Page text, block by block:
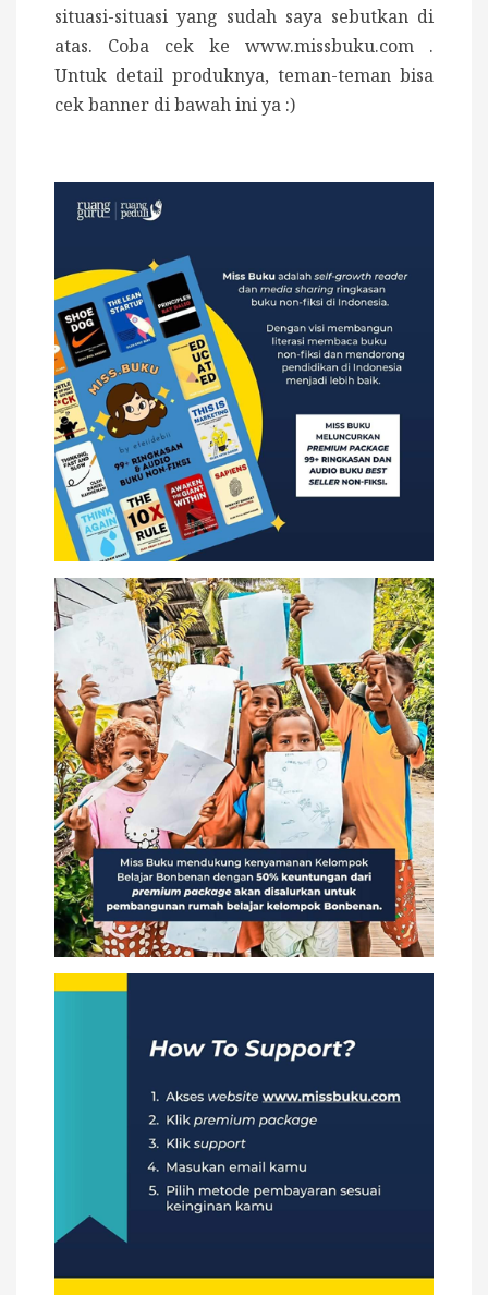
situasi-situasi yang sudah saya sebutkan di
atas. Coba cek ke www.missbuku.com .
Untuk detail produknya, teman-teman bisa
cek banner di bawah ini ya :)